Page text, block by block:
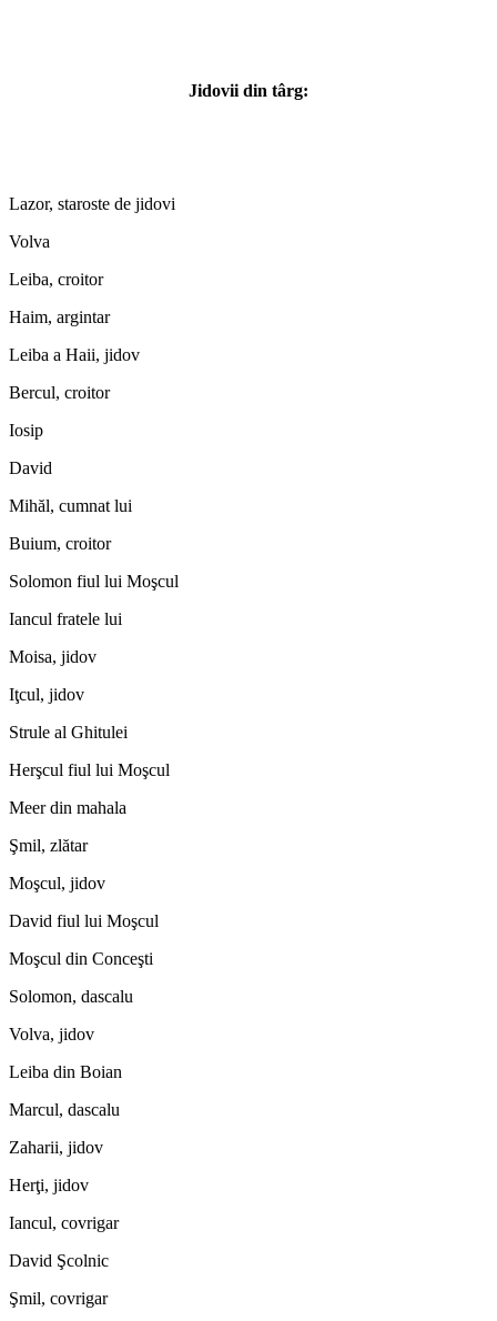
Jidovii din târg:
Lazor, staroste de jidovi
Volva
Leiba, croitor
Haim, argintar
Leiba a Haii, jidov
Bercul, croitor
Iosip
David
Mihăl, cumnat lui
Buium, croitor
Solomon fiul lui Moşcul
Iancul fratele lui
Moisa, jidov
Iţcul, jidov
Strule al Ghitulei
Herşcul fiul lui Moşcul
Meer din mahala
Şmil, zlătar
Moşcul, jidov
David fiul lui Moşcul
Moşcul din Conceşti
Solomon, dascalu
Volva, jidov
Leiba din Boian
Marcul, dascalu
Zaharii, jidov
Herţi, jidov
Iancul, covrigar
David Şcolnic
Şmil, covrigar